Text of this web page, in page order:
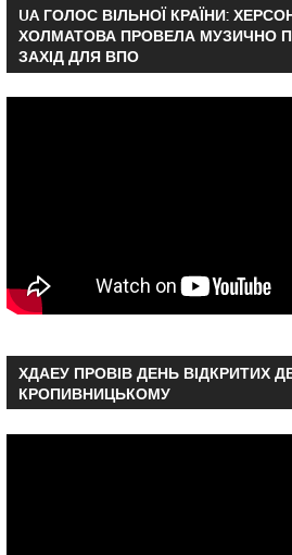
UA ГОЛОС ВІЛЬНОЇ КРАЇНИ:
ХОЛМАТОВА ПРОВЕЛА МУЗИЧНО
ЗАХІД ДЛЯ ВПО
ХДАЕУ ПРОВІВ ДЕНЬ ВІДКРИТИХ
КРОПИВНИЦЬКОМУ